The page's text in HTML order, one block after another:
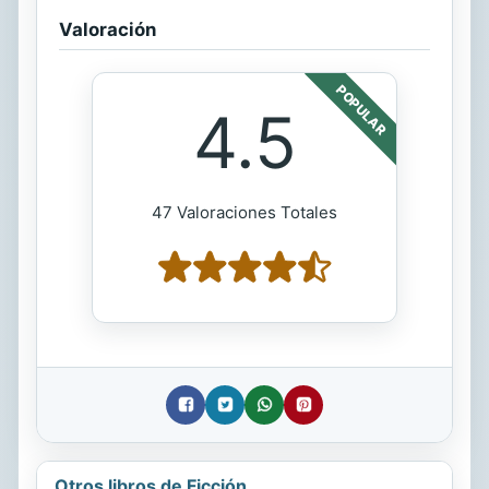
Valoración
POPULAR
4.5
47 Valoraciones Totales